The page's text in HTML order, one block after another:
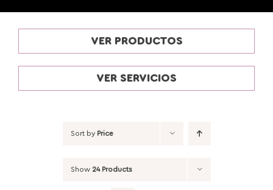
VER PRODUCTOS
VER SERVICIOS
Sort by Price
Show 24 Products